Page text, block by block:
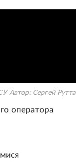
Автор: Сергей Рутта
оператора